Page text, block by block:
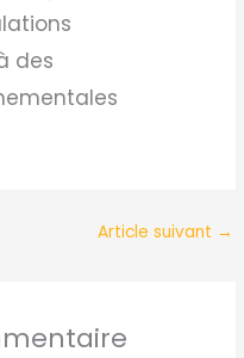
des
Article suivant →